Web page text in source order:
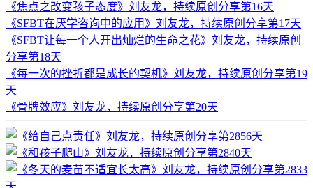
《焦点之改变孩子态度》刘友龙，持续原创分享第16天
《SFBT在厌学咨询中的应用》刘友龙，持续原创分享第17天
《SFBT让每一个人开出灿烂的生命之花》刘友龙，持续原创
分享第18天
《每一次的挫折都是成长的契机》刘友龙，持续原创分享第19
天
《骨牌效应》刘友龙，持续原创分享第20天